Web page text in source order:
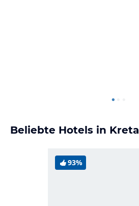
Beliebte Hotels in Kreta
93%